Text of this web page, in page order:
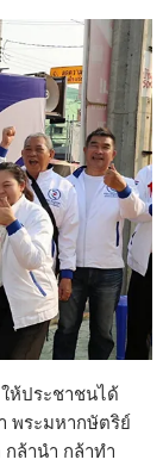
ให้ประชาชนได้
พระมหากษัตริย์
ล้านำ กล้าทำ